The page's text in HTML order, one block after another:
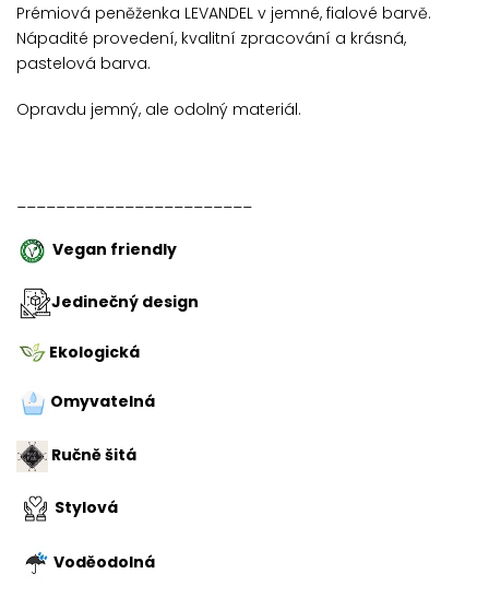
Prémiová peněženka LEVANDEL v jemné, fialové barvě.
Nápadité provedení, kvalitní zpracování a krásná,
pastelová barva.
Opravdu jemný, ale odolný materiál.
Vegan friendly
Jedinečný design
Ekologická
Omyvatelná
Ručně šitá
Stylová
Voděodolná